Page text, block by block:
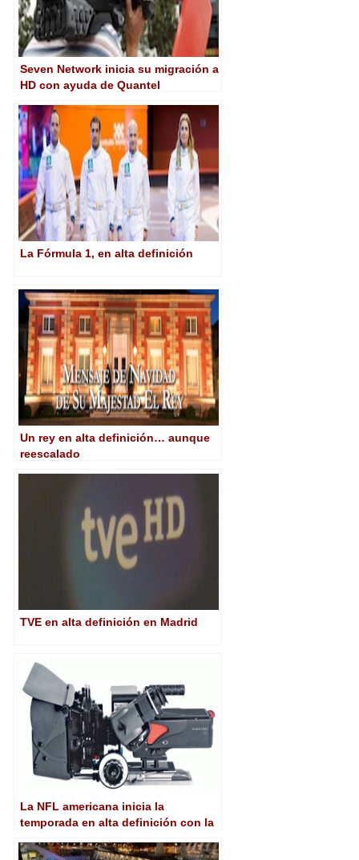
Seven Network inicia su migración a
HD con ayuda de Quantel
La Fórmula 1, en alta definición
Un rey en alta definición… aunque
reescalado
TVE en alta definición en Madrid
La NFL americana inicia la
temporada en alta definición con la